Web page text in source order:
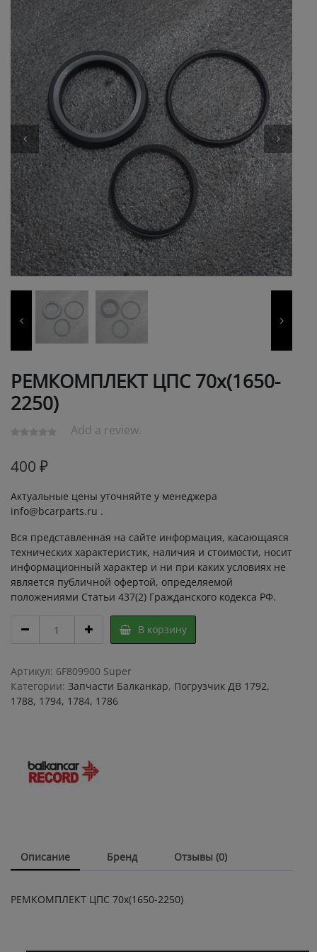
РЕМКОМПЛЕКТ ЦПС 70х(1650-
2250)
Add a review.
400 ₽
Актуальные цены уточняйте у менеджера
info@bcarparts.ru .
Вся представленная на сайте информация, касающаяся
технических характеристик, наличия и стоимости, носит
информационный характер и ни при каких условиях не
является публичной офертой, определяемой
положениями Статьи 437(2) Гражданского кодекса РФ.
РЕМКОМПЛЕКТ
ЦПС
2250)
quantity
В корзину
Артикул: 6F809900 Super
Категории: Запчасти Балканкар, Погрузчик ДВ 1792,
1788, 1794, 1784, 1786
Описание Бренд Отзывы (0)
РЕМКОМПЛЕКТ ЦПС 70х(1650-2250)